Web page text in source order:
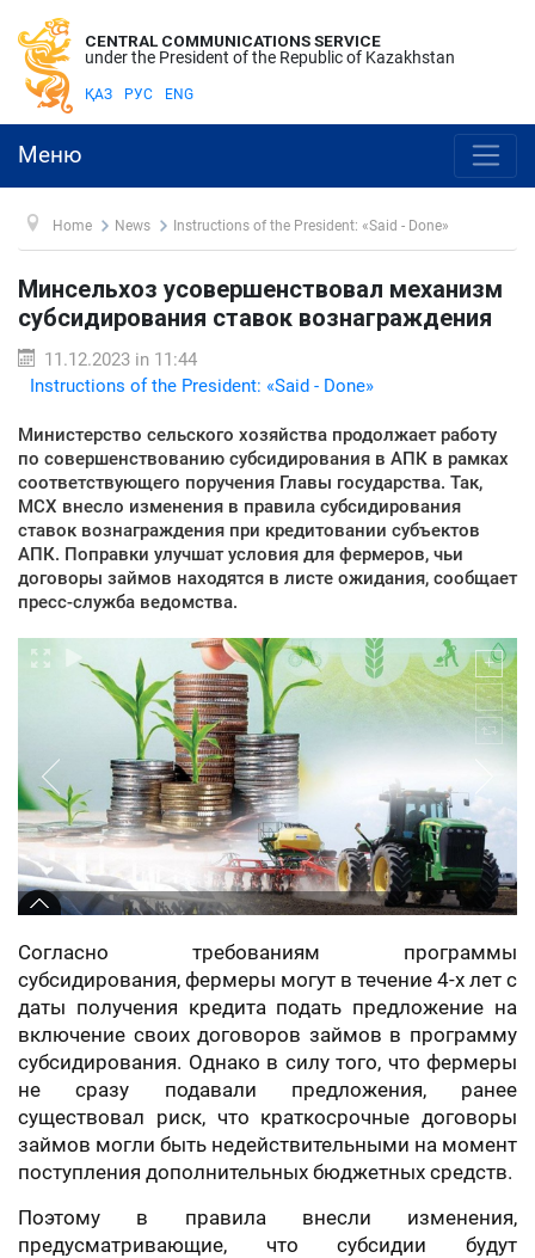
CENTRAL COMMUNICATIONS SERVICE
under the President of the Republic of Kazakhstan
ҚАЗ РУС ENG
Меню
Home News Instructions of the President: «Said - Done»
Минсельхоз усовершенствовал механизм
субсидирования ставок вознаграждения
11.12.2023 in 11:44
Instructions of the President: «Said - Done»
Министерство сельского хозяйства продолжает работу
по совершенствованию субсидирования в АПК в рамках
соответствующего поручения Главы государства. Так,
МСХ внесло изменения в правила субсидирования
ставок вознаграждения при кредитовании субъектов
АПК. Поправки улучшат условия для фермеров, чьи
договоры займов находятся в листе ожидания, сообщает
пресс-служба ведомства.
Согласно требованиям программы
субсидирования, фермеры могут в течение 4-х лет с
даты получения кредита подать предложение на
включение своих договоров займов в программу
субсидирования. Однако в силу того, что фермеры
не сразу подавали предложения, ранее
существовал риск, что краткосрочные договоры
займов могли быть недействительными на момент
поступления дополнительных бюджетных средств.
Поэтому в правила внесли изменения,
предусматривающие, что субсидии будут